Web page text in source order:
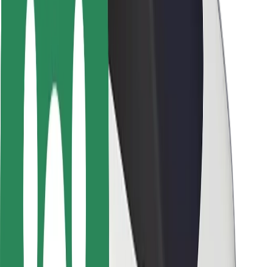
Utasbiztonság
Sofőr biztonság
E-roller biztonság
Biztonsági részleg
Városok
Lokációk
Városi megoldások
Repülőtér
Bolt töltőállomások
Súgó
Utasoknak
Sofőröknek